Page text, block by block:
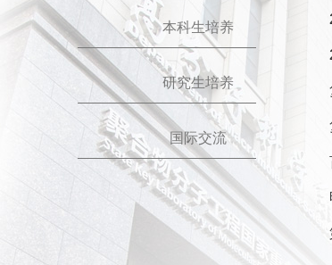
本科生培养
研究生培养
国际交流